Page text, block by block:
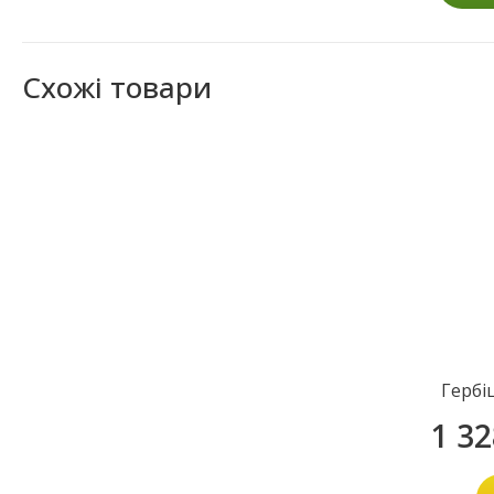
Схожі товари
1